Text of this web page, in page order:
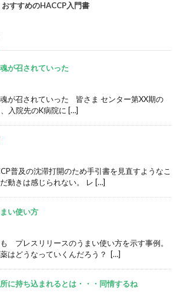
おすすめのHACCP入門書
が召されていった
が召されていった 皆さま センター第XX期の
入院先のK病院に […]
普及の沈滞打開のため手引書を見直すようなこ
動きは感じられない。 レ […]
い使い方
プレスリリースのうまい使い方を示す事例。
はどうなっていくんだろう？ […]
に持ち込まれるとは・・・同情するね